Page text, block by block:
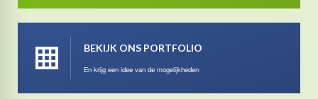
BEKIJK ONS PORTFOLIO
En krijg een idee van de mogelijkheden